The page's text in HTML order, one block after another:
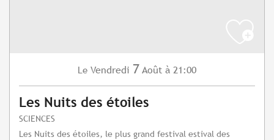
Le Vendredi 7 Août à 21:00
Les Nuits des étoiles
SCIENCES
Les Nuits des étoiles, le plus grand festival estival des